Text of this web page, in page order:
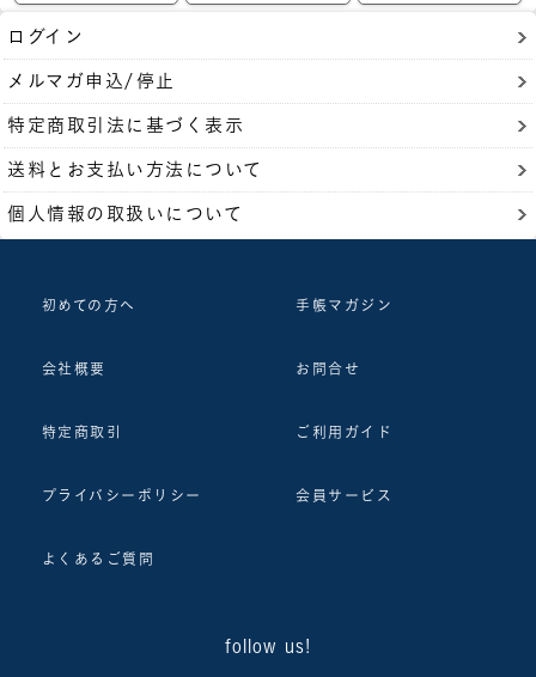
ログイン
メルマガ申込/停止
特定商取引法に基づく表示
送料とお支払い方法について
個人情報の取扱いについて
初めての方へ 手帳マガジン
会社概要 お問合せ
特定商取引 ご利用ガイド
プライバシーポリシー 会員サービス
よくあるご質問
follow us!